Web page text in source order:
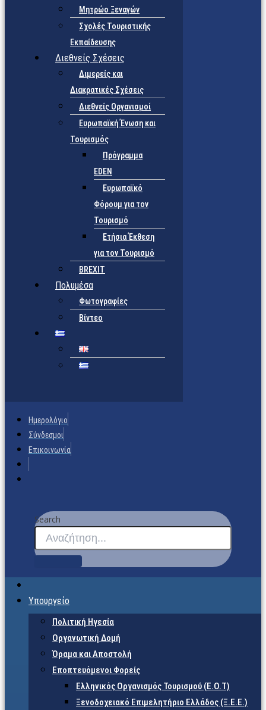
Μητρώο Ξεναγών
Σχολές Τουριστικής
Εκπαίδευσης
Διεθνείς Σχέσεις
Διμερείς και
Διακρατικές Σχέσεις
Διεθνείς Οργανισμοί
Ευρωπαϊκή Ένωση και
Τουρισμός
Πρόγραμμα
EDEN
Ευρωπαϊκό
Φόρουμ για τον
Τουρισμό
Ετήσια Έκθεση
για τον Τουρισμό
BREXIT
Πολυμέσα
Φωτογραφίες
Βίντεο
Ημερολόγιο
Σύνδεσμοι
Επικοινωνία
Search
Υπουργείο
Πολιτική Ηγεσία
Οργανωτική Δομή
Όραμα και Αποστολή
Εποπτευόμενοι Φορείς
Eλληνικός Οργανισμός Τουρισμού (Ε.Ο.Τ)
Ξενοδοχειακό Επιμελητήριο Ελλάδος (Ξ.Ε.Ε.)